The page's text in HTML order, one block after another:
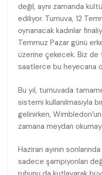
değil, aynı zamanda
ediliyor. Turnuva, 12
oynanacak kadınlar
Temmuz Pazar günü
üzerine çekecek. Biz de
saatlerce bu heyecana
Bu yıl, turnuvada
sistemi kullanılmasıyla
gelinirken,
zamana meydan
Haziran ayının
sadece şampiyonları